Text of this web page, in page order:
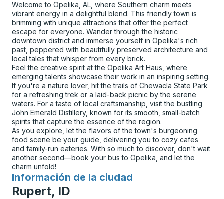
Welcome to Opelika, AL, where Southern charm meets
vibrant energy in a delightful blend. This friendly town is
brimming with unique attractions that offer the perfect
escape for everyone. Wander through the historic
downtown district and immerse yourself in Opelika's rich
past, peppered with beautifully preserved architecture and
local tales that whisper from every brick.
Feel the creative spirit at the Opelika Art Haus, where
emerging talents showcase their work in an inspiring setting.
If you're a nature lover, hit the trails of Chewacla State Park
for a refreshing trek or a laid-back picnic by the serene
waters. For a taste of local craftsmanship, visit the bustling
John Emerald Distillery, known for its smooth, small-batch
spirits that capture the essence of the region.
As you explore, let the flavors of the town's burgeoning
food scene be your guide, delivering you to cozy cafes
and family-run eateries. With so much to discover, don't wait
another second—book your bus to Opelika, and let the
charm unfold!
Información de la ciudad
para
Rupert, ID